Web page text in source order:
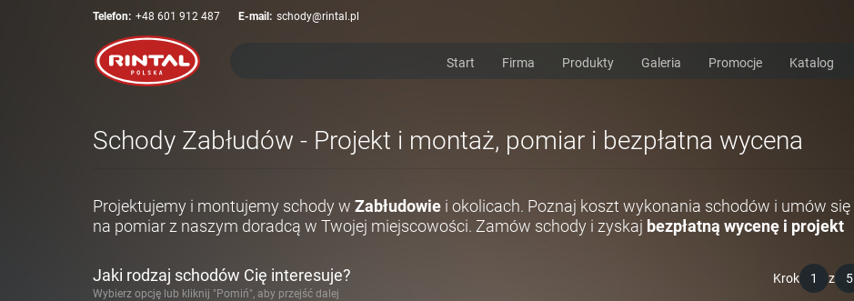
Telefon: +48 601 912 487 E-mail: schody@rintal.pl
Start Firma Produkty Galeria Promocje Katalog
Schody Zabłudów - Projekt i montaż, pomiar i bezpłatna wycena
Projektujemy i montujemy schody w Zabłudowie i okolicach. Poznaj koszt wykonania schodów i umów się
na pomiar z naszym doradcą w Twojej miejscowości. Zamów schody i zyskaj bezpłatną wycenę i projekt
Krok 1 z 5
Jaki rodzaj schodów Cię interesuje?
Wybierz opcję lub kliknij "Pomiń", aby przejść dalej